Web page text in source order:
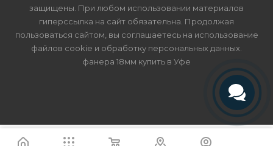
защищены. При любом использовании материалов
гиперссылка на сайт обязательна. Продолжая
пользоваться сайтом, вы соглашаетесь на использование
файлов cookie и обработку персональных данных
фанера 18мм купить в Уфе